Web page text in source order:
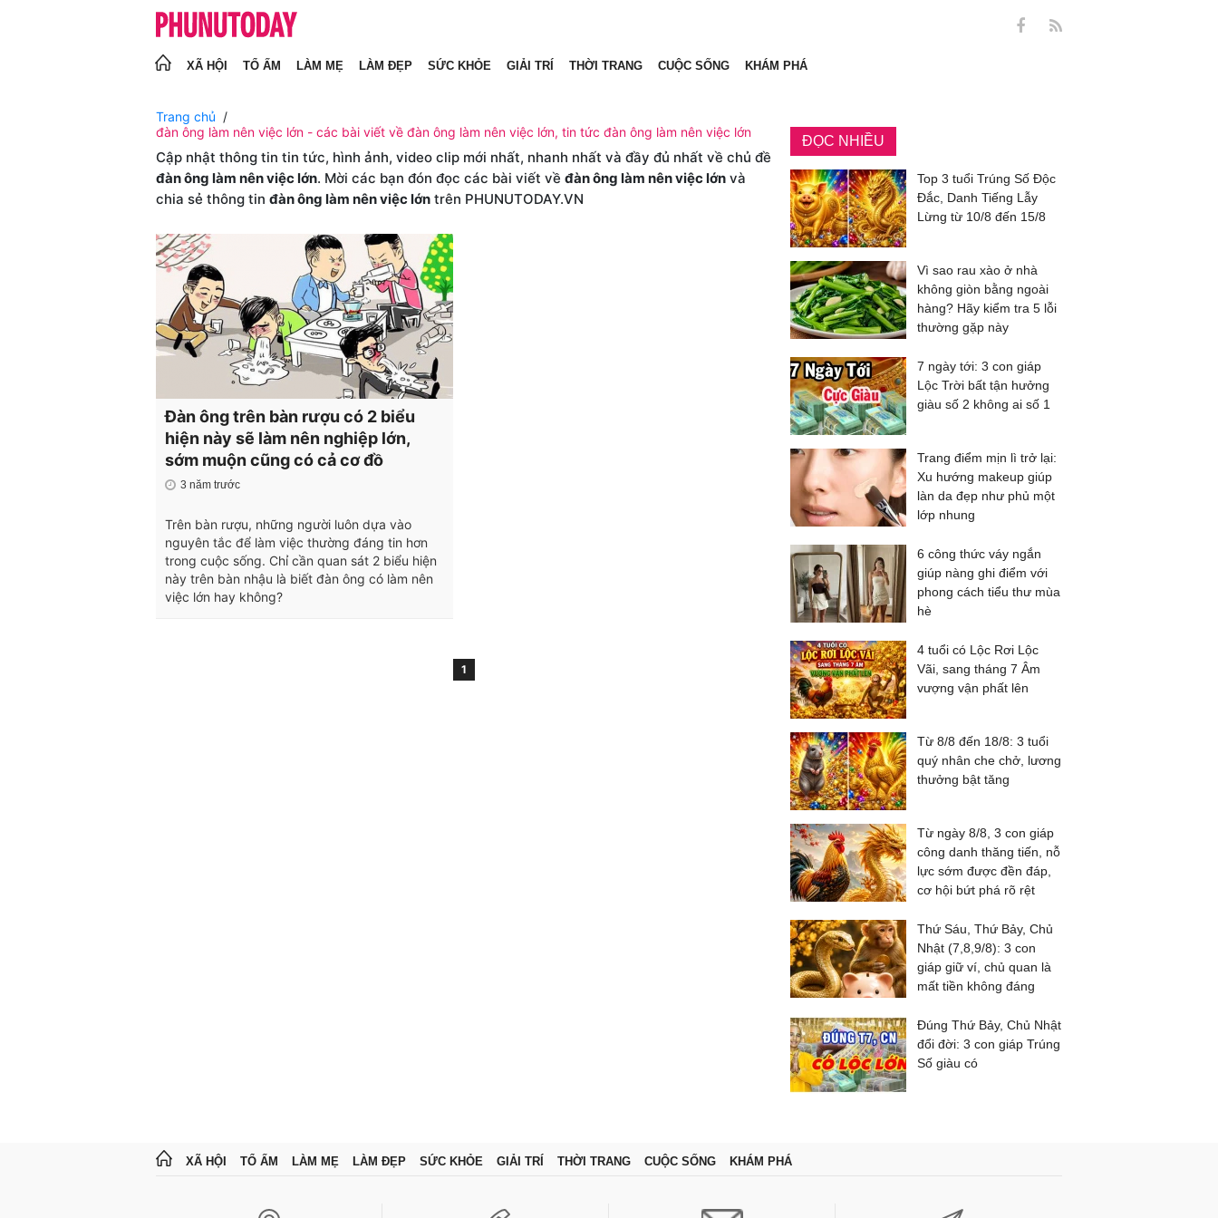
XÃ HỘI TỔ ẤM LÀM MẸ LÀM ĐẸP SỨC KHỎE GIẢI TRÍ THỜI TRANG CUỘC SỐNG KHÁM PHÁ
Trang chủ
đàn ông làm nên việc lớn - các bài viết về đàn ông làm nên việc lớn, tin tức đàn ông làm nên việc lớn
Cập nhật thông tin tin tức, hình ảnh, video clip mới nhất, nhanh nhất và đầy đủ nhất về chủ đề
đàn ông làm nên việc lớn. Mời các bạn đón đọc các bài viết về đàn ông làm nên việc lớn và
chia sẻ thông tin đàn ông làm nên việc lớn trên PHUNUTODAY.VN
Đàn ông trên bàn rượu có 2 biểu
hiện này sẽ làm nên nghiệp lớn,
sớm muộn cũng có cả cơ đồ
3 năm trước
Trên bàn rượu, những người luôn dựa vào
nguyên tắc để làm việc thường đáng tin hơn
trong cuộc sống. Chỉ cần quan sát 2 biểu hiện
này trên bàn nhậu là biết đàn ông có làm nên
việc lớn hay không?
1
ĐỌC NHIỀU
Top 3 tuổi Trúng Số Độc
Đắc, Danh Tiếng Lẫy
Lừng từ 10/8 đến 15/8
Vì sao rau xào ở nhà
không giòn bằng ngoài
hàng? Hãy kiểm tra 5 lỗi
thường gặp này
7 ngày tới: 3 con giáp
Lộc Trời bất tận hưởng
giàu số 2 không ai số 1
Trang điểm mịn lì trở lại:
Xu hướng makeup giúp
làn da đẹp như phủ một
lớp nhung
6 công thức váy ngắn
giúp nàng ghi điểm với
phong cách tiểu thư mùa
hè
4 tuổi có Lộc Rơi Lộc
Vãi, sang tháng 7 Âm
vượng vận phất lên
Từ 8/8 đến 18/8: 3 tuổi
quý nhân che chở, lương
thưởng bật tăng
Từ ngày 8/8, 3 con giáp
công danh thăng tiến, nỗ
lực sớm được đền đáp,
cơ hội bứt phá rõ rệt
Thứ Sáu, Thứ Bảy, Chủ
Nhật (7,8,9/8): 3 con
giáp giữ ví, chủ quan là
mất tiền không đáng
Đúng Thứ Bảy, Chủ Nhật
đổi đời: 3 con giáp Trúng
Số giàu có
XÃ HỘI TỔ ẤM LÀM MẸ LÀM ĐẸP SỨC KHỎE GIẢI TRÍ THỜI TRANG CUỘC SỐNG KHÁM PHÁ